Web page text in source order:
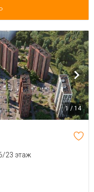
1 / 14
23 этаж